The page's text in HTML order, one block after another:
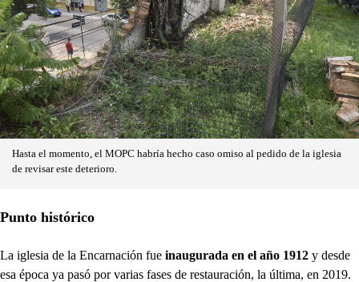
Hasta el momento, el MOPC habría hecho caso omiso al pedido de la iglesia
de revisar este deterioro.
Punto histórico
La iglesia de la Encarnación fue inaugurada en el año 1912 y desde
esa época ya pasó por varias fases de restauración, la última, en 2019.